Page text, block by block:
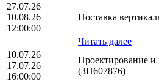
27.07.26
10.08.26
12:00:00
Поставка
Читать далее
10.07.26
17.07.26
16:00:00
Проектирование
(ЗП607876)